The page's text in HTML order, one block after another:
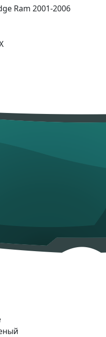
Ram 2001-2006